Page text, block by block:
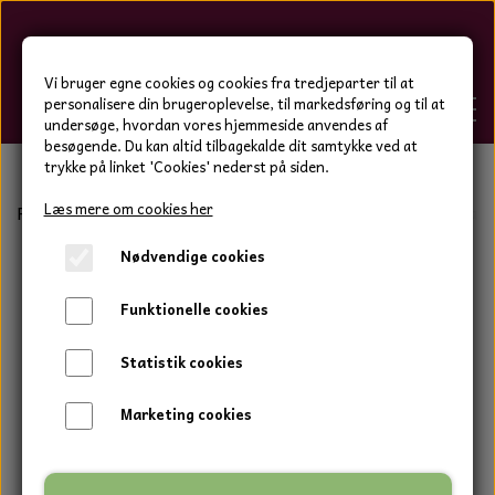
Hygge-Liv
FORSIDE
WEBSHOP
BOLIG OG HAVE
DUFTBLOKKE OG TILBEHØR
DUFT BLOKKE
VINDSPIL
HJEMMESKO OG TØJ
HJEMMESKO
RESTSALG
HJEMMESKO OG TØJ
HJEMMESKO
LÆDER BÆLTER - TASKER - CAPS
TERMOSTRØMPER LEGGINGS
Forside Bolig og have
Vi bruger egne cookies og cookies fra tredjeparter til at
personalisere din brugeroplevelse, til markedsføring og til at
undersøge, hvordan vores hjemmeside anvendes af
besøgende. Du kan altid tilbagekalde dit samtykke ved at
trykke på linket 'Cookies' nederst på siden.
Læs mere om cookies her
Nødvendige cookies
Funktionelle cookies
Statistik cookies
Marketing cookies